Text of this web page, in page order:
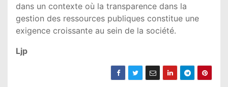
dans un contexte où la transparence dans la
gestion des ressources publiques constitue une
exigence croissante au sein de la société.
Ljp